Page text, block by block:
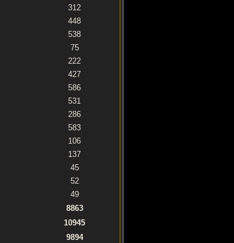
312
448
538
75
222
427
586
531
286
583
106
137
45
52
49
8863
10945
9894